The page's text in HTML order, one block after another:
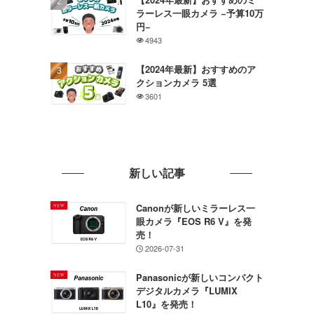
ラーレス一眼カメラ −予算10万
円−
4943
【2024年最新】おすすめのア
クションカメラ 5選
3601
新しい記事
Canonが新しいミラーレス一
眼カメラ『EOS R6 V』を発
売！
2026-07-31
Panasonicが新しいコンパクト
デジタルカメラ『LUMIX
L10』を発売！